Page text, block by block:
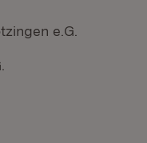
e.G.